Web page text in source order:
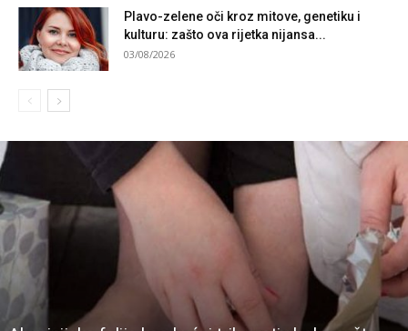
Plavo-zelene oči kroz mitove, genetiku i
kulturu: zašto ova rijetka nijansa...
03/08/2026